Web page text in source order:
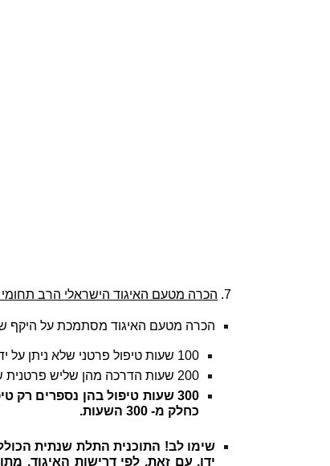
7. הכרה מטעם האיגוד הישראלי הרב תחומי
הכרה מטעם האיגוד מסתמכת על היקף
100 שעות טיפול פרטני שלא ניתן על ידי האוניברסיטה
200 שעות הדרכה מהן שליש פרטנית שניתנות לכל מי שלומד בשלוש שנות הלימוד.
כחלק מ- 300 השעות.
שימו לב! התוכנית התלת שנתית